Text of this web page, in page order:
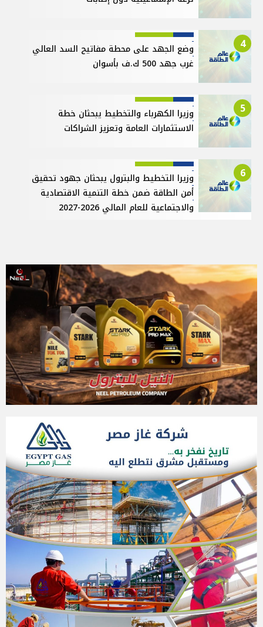
4
وضع الجهد على محطة مفاتيح السد العالي
غرب جهد 500 ك.ف بأسوان
5
وزيرا الكهرباء والتخطيط يبحثان خطة
الاستثمارات العامة وتعزيز الشراكات
6
وزيرا التخطيط والبترول يبحثان جهود تحقيق
أمن الطاقة ضمن خطة التنمية الاقتصادية
والاجتماعية للعام المالي 2026-2027